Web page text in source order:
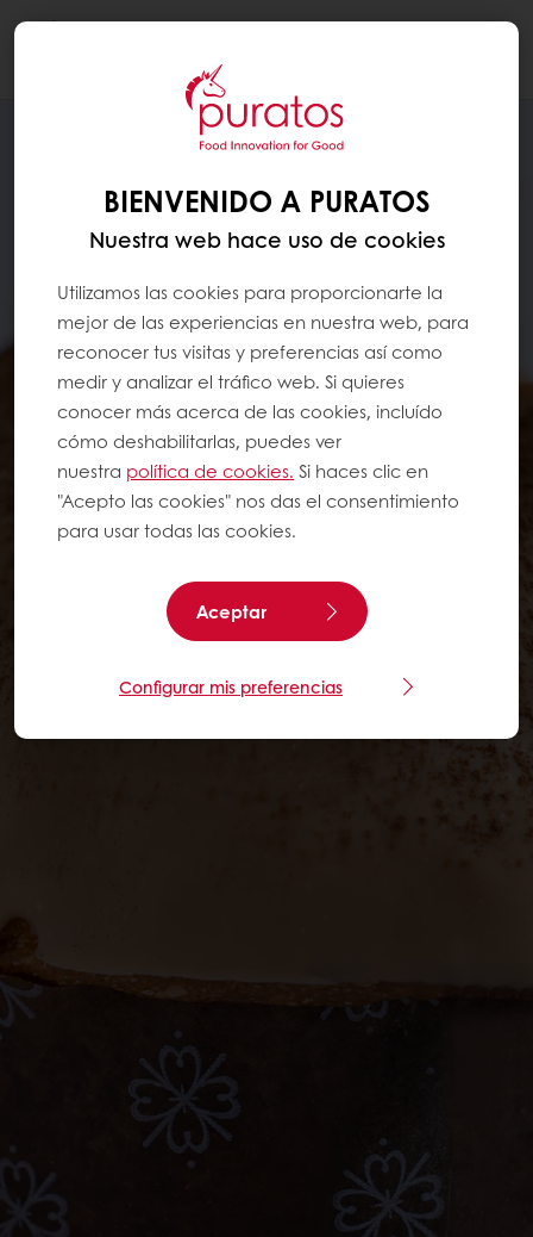
BIENVENIDO A PURATOS
Nuestra web hace uso de cookies
Utilizamos las cookies para proporcionarte la
mejor de las experiencias en nuestra web, para
reconocer tus visitas y preferencias así como
medir y analizar el tráfico web. Si quieres
conocer más acerca de las cookies, incluído
cómo deshabilitarlas, puedes ver
nuestra política de cookies. Si haces clic en
"Acepto las cookies" nos das el consentimiento
para usar todas las cookies.
Aceptar
Configurar mis preferencias